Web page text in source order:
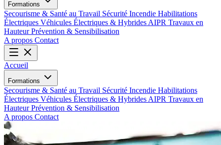
Formations
Secourisme & Santé au Travail Sécurité Incendie Habilitations
Électriques Véhicules Électriques & Hybrides AIPR Travaux en
HauteurPrévention & Sensibilisation
A propos Contact
Accueil
Formations
Secourisme & Santé au Travail Sécurité Incendie Habilitations
Électriques Véhicules Électriques & Hybrides AIPR Travaux en
HauteurPrévention & Sensibilisation
A propos Contact